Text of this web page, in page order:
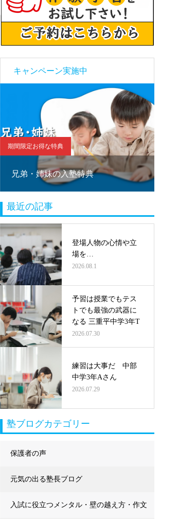
キャンペーン実施中
期間限定お得な特典
兄弟・姉妹の入塾特典
最近の記事
登場人物の心情や立
場を…
2026.08.1
予習は授業でもテス
トでも最強の武器に
なる 三重平中学3年T
2026.07.30
練習は大事だ 中部
中学3年Aさん
2026.07.29
塾ブログカテゴリー
保護者の声
元気の出る塾長ブログ
入試に役立つメンタル・壁の越え方・作文